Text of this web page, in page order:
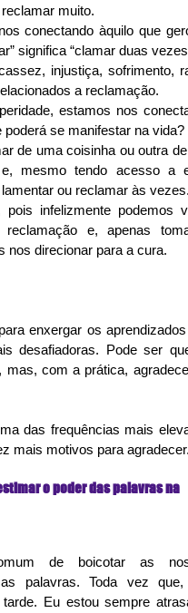
muito.
conectando àquilo que
significa “clamar duas
injustiça, sofrimento,
a reclamação.
estamos nos
se manifestar na vida?
de uma coisinha ou outra
mesmo tendo acesso a
ou reclamar às vezes.
infelizmente podemos
e, apenas
nos direcionar para a cura.
enxergar os
desafiadoras. Pode ser
mas, com a prática,
das frequências mais
mais motivos para agradecer.
o poder das palavras na
de boicotar as
palavras. Toda vez
Eu estou sempre